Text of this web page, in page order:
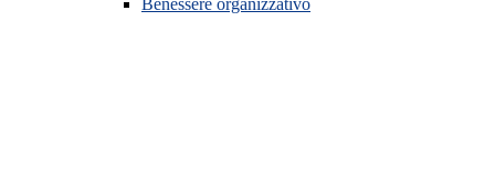
Benessere organizzativo